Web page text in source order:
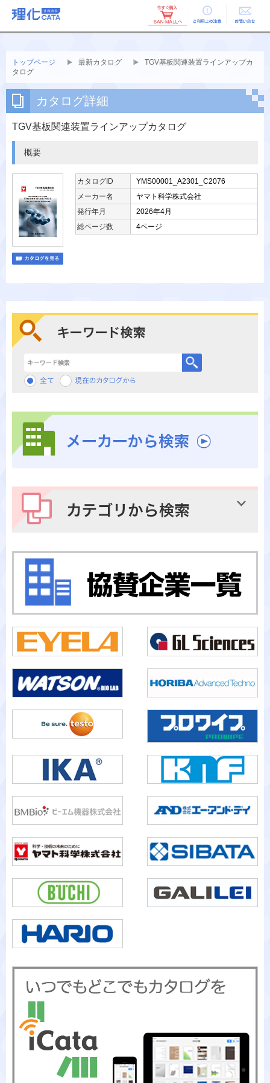
ご利用上の お問い合せ
トップページ 最新カタログ
TGV基板関連装置ラインアップカ
タログ
カタログ詳細
TGV基板関連装置ラインアップカタログ
概要
カタログID
YMS00001_A2301_C2076
メーカー名
ヤマト科学株式会社
発行年月
2026年4月
総ページ数
4ページ
キーワード検索